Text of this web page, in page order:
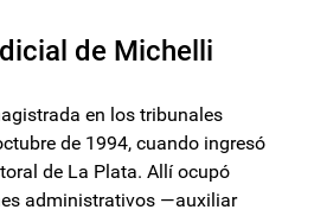
de Michelli
en los tribunales
de 1994, cuando ingresó
de La Plata. Allí ocupó
administrativos —auxiliar